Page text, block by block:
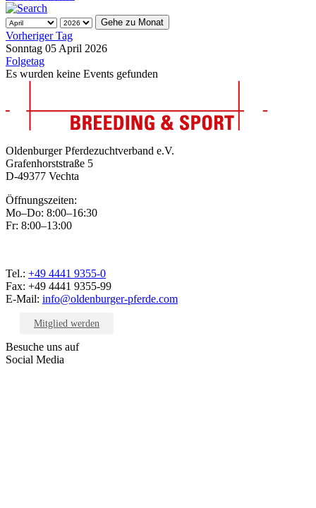
Gehe zu Monat
Vorheriger Tag
Sonntag 05 April 2026
Folgetag
Es wurden keine Events gefunden
Oldenburger Pferdezuchtverband e.V.
Grafenhorststraße 5
D-49377 Vechta
Öffnungszeiten:
Mo–Do: 8:00–16:30
Fr: 8:00–13:00
Tel.: +49 4441 9355-0
Fax: +49 4441 9355-99
E-Mail: info@oldenburger-pferde.com
Mitglied werden
Besuche uns auf
Social Media